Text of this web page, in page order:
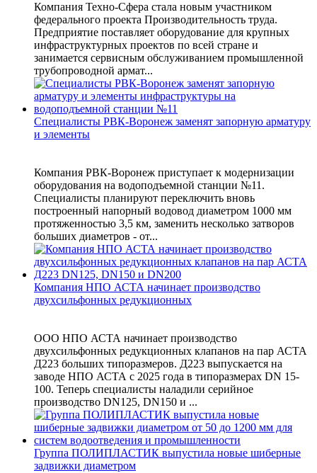
Компания Техно-Сфера стала новым участником
федерального проекта Производительность труда.
Предприятие поставляет оборудование для крупных
инфраструктурных проектов по всей стране и
занимается сервисным обслуживанием промышленной
трубопроводной армат...
Специалисты РВК-Воронеж заменят запорную арматуру
и элементы
Компания РВК-Воронеж приступает к модернизации
оборудования на водоподъемной станции №11.
Специалисты планируют переключить вновь
построенный напорный водовод диаметром 1000 мм
протяженностью 3,5 км, заменить несколько затворов
больших диаметров - от...
Компания НПО АСТА начинает производство
двухсильфонных редукционных
ООО НПО АСТА начинает производство
двухсильфонных редукционных клапанов на пар АСТА
Д223 больших типоразмеров. Д223 выпускается на
заводе НПО АСТА с 2025 года в типоразмерах DN 15-
100. Теперь специалисты наладили серийное
производство DN125, DN150 и ...
Группа ПОЛИПЛАСТИК выпустила новые шиберные
задвижки диаметром